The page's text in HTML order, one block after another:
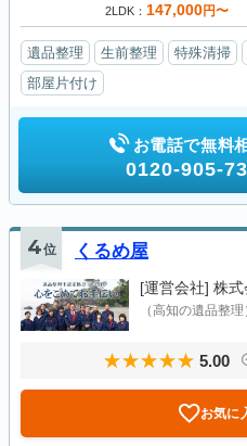
2LDK 147,000円〜
遺品整理 生前整理 特殊清掃
部屋片付け
お電話で無料
0120-905-
4位 くるめ屋
[運営会社] 株式
（高知の遺品整理
5.00
お気に